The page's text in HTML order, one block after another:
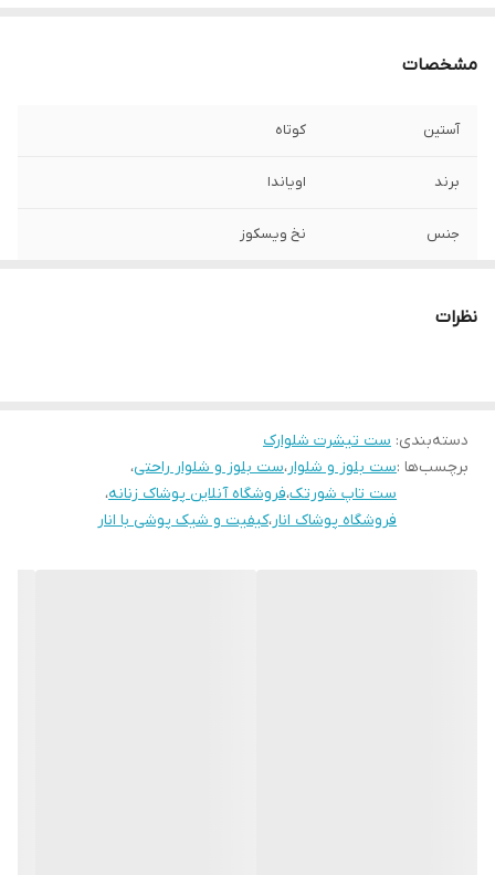
مشخصات
آستین کوتاه
برند اویاندا
جنس نخ ویسکوز
قد قد بلوز70-قد شلوار 100
نظرات
دسته‌بندی: ست تیشرت شلوارک
برچسب‌ها :ست بلوز و شلوار،ست بلوز و شلوار راحتی،
ست تاپ شورتک،فروشگاه آنلاین پوشاک زنانه،
فروشگاه پوشاک انار،کیفیت و شیک پوشی با انار